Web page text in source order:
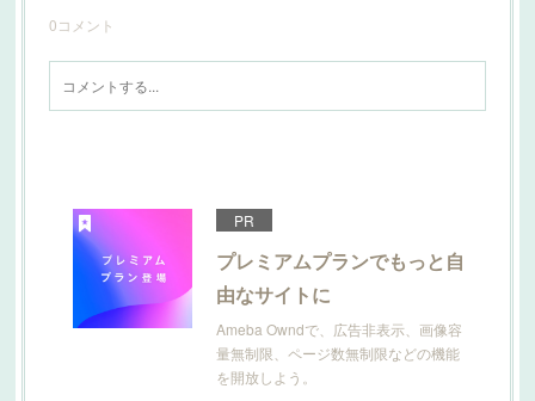
0コメント
PR
プレミアムプランでもっと自
由なサイトに
Ameba Owndで、広告非表示、画像容
量無制限、ページ数無制限などの機能
を開放しよう。